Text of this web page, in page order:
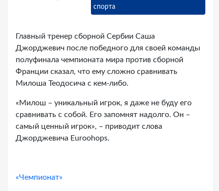
спорта
Главный тренер сборной Сербии Саша
Джорджевич после победного для своей команды
полуфинала чемпионата мира против сборной
Франции сказал, что ему сложно сравнивать
Милоша Теодосича с кем-либо.
«Милош – уникальный игрок, я даже не буду его
сравнивать с собой. Его запомнят надолго. Он –
самый ценный игрок», – приводит слова
Джорджевича Euroohops.
«Чемпионат»